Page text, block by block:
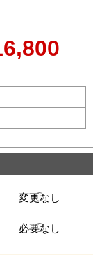
変更なし
必要なし